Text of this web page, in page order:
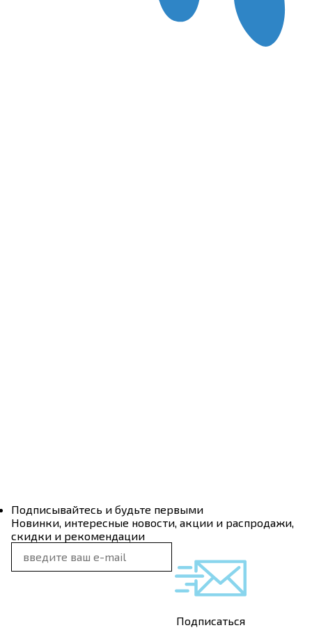
Подписывайтесь и будьте первыми
Новинки, интересные новости, акции и распродажи,
скидки и рекомендации
Подписаться